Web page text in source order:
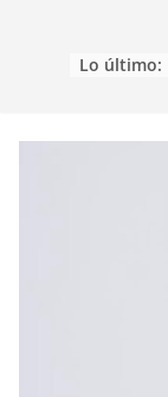
Lo último: